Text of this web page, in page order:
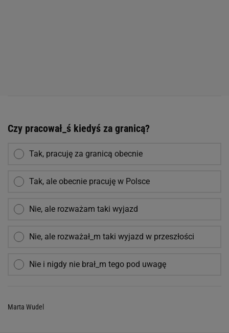
Czy pracował_ś kiedyś za granicą?
Tak, pracuję za granicą obecnie
Tak, ale obecnie pracuję w Polsce
Nie, ale rozważam taki wyjazd
Nie, ale rozważał_m taki wyjazd w przeszłości
Nie i nigdy nie brał_m tego pod uwagę
Marta Wudel